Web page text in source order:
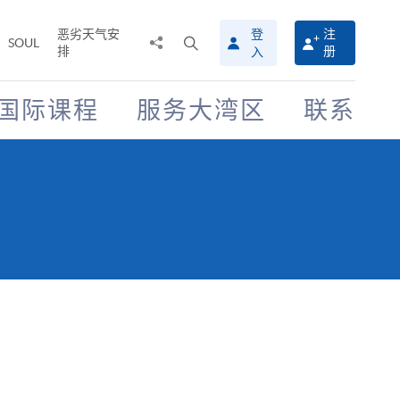
SOUL
恶劣天气安
排
搜
寻
介
面
登
入
注
册
际课程 服务大湾区 联系